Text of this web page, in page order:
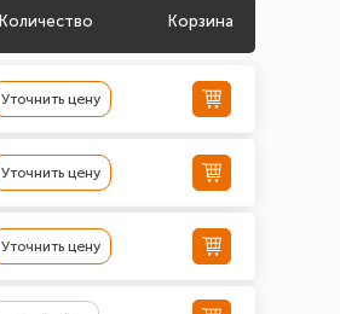
Количество Корзина
Уточнить цену
Уточнить цену
Уточнить цену